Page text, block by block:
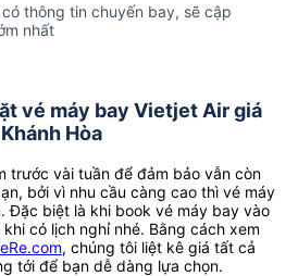
có thông tin chuyến bay, sẽ cập
nhất
vé máy bay Vietjet Air giá
Hòa
trước vài tuần để đảm bảo vẫn còn
bởi vì nhu cầu càng cao thì vé máy
Đặc biệt là khi book vé máy bay vào
có lịch nghỉ nhé. Bằng cách xem
, chúng tôi liệt kê giá tất cả
tới để bạn dễ dàng lựa chọn.